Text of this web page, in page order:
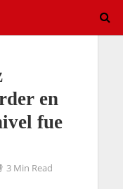
en
fue
3 Min Read